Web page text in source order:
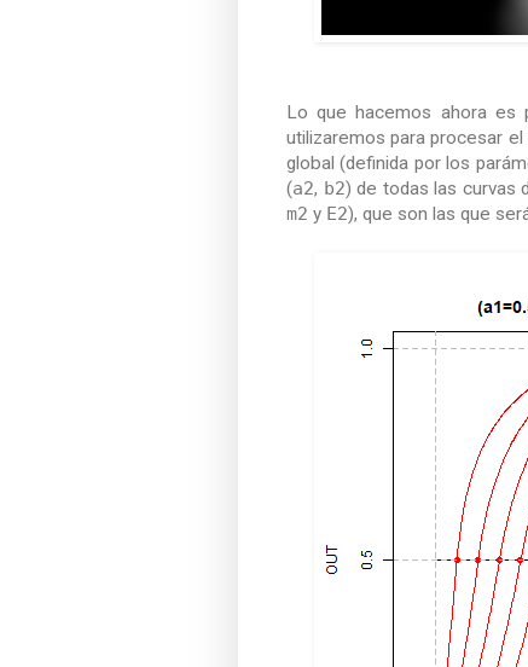
Lo que hacemos ahora es
utilizaremos para procesar
global (definida por los
(a2, b2) de todas las curvas
m2 y E2), que son las que